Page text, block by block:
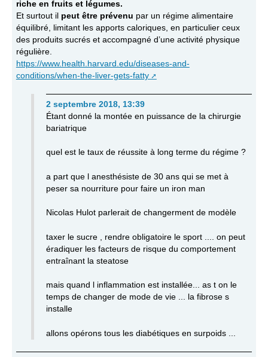
riche en fruits et légumes.
Et surtout il peut être prévenu par un régime alimentaire
équilibré, limitant les apports caloriques, en particulier ceux
des produits sucrés et accompagné d’une activité physique
régulière.
https://www.health.harvard.edu/diseases-and-
conditions/when-the-liver-gets-fatty
2 septembre 2018, 13:39
Étant donné la montée en puissance de la chirurgie
bariatrique
quel est le taux de réussite à long terme du régime ?
a part que l anesthésiste de 30 ans qui se met à
peser sa nourriture pour faire un iron man
Nicolas Hulot parlerait de changerment de modèle
taxer le sucre , rendre obligatoire le sport .... on peut
éradiquer les facteurs de risque du comportement
entraînant la steatose
mais quand l inflammation est installée... as t on le
temps de changer de mode de vie ... la fibrose s
installe
allons opérons tous les diabétiques en surpoids ...